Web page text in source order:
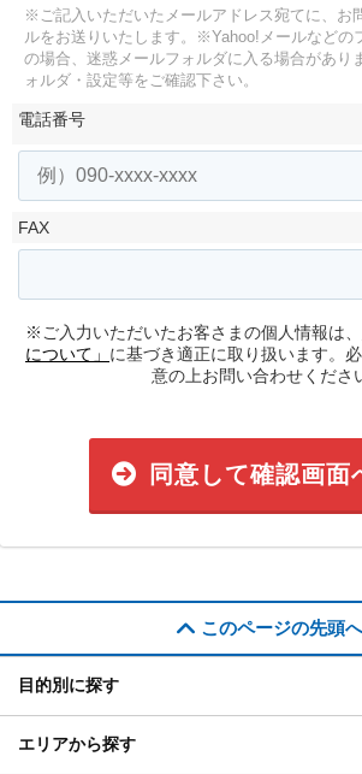
※ご記入いただいたメールアドレス宛てに、お
ルをお送りいたします。
※Yahoo!メールなどの
の場合、迷惑メールフォルダに入る場合があり
ォルダ・設定等をご確認下さい。
電話番号
FAX
※ご入力いただいたお客さまの個人情報は、
について」 に基づき適正に取り扱います。
意の上お問い合わせくださ
同意して確認画面
このページの先頭へ
目的別に探す
エリアから探す